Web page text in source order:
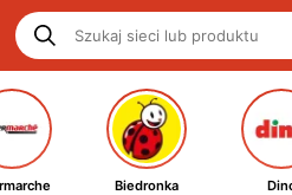
Biedronka